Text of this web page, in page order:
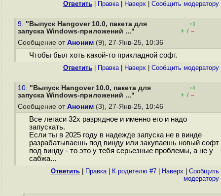
Ответить Правка| Наверх Cообщить модератору
9. "Выпуск Hangover 10.0, пакета для
запуска Windows-приложений ..."
+3
+ / –
Сообщение от Аноним (9), 27-Янв-25, 10:36
Чтобы был хоть какой-то прикладной софт.
Ответить Правка| Наверх Cообщить модератору
10. "Выпуск Hangover 10.0, пакета для
запуска Windows-приложений ..."
+4
+ / –
Сообщение от Аноним (3), 27-Янв-25, 10:46
Все легаси 32х разрядное и именно его и надо
запускать.
Если ты в 2025 году в надежде запуска не в винде
разрабатываешь под винду или закупаешь новый софт
под винду - то это у тебя серьезные проблемы, а не у
сабжа...
Ответить Правка| К родителю #7 Наверх
Cообщить
модератору